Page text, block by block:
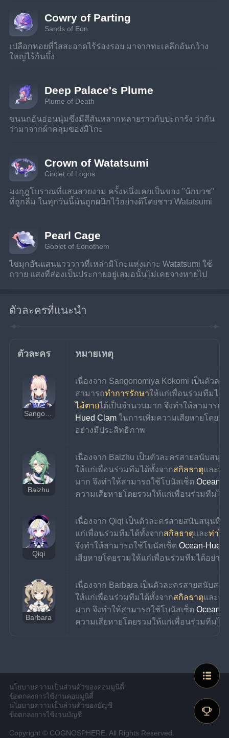
Cowry of Parting
Sands of Eon
เปลือกหอยที่ใสสะอาดไร้ร่องรอย มาจากทะเลลึกอันกว้าง
ใหญ่ไร้ก้นบึ้ง
Deep Palace's Plume
Plume of Death
ขนนกอันอ่อนนุ่มซึ่งมีสีสันหลากหลายราวกับปะการัง ว่ากัน
ว่ามาจากผ้าคลุมของมิโกะ
Crown of Watatsumi
Circlet of Logos
มงกุฎโบราณที่แสนสวยงาม ครั้งหนึ่งเคยเป็นของ "นักบวช"
ที่ถูกลืม ในทุกวันนี้มันถูกผนึกไว้อย่างดีโดยชาว Watatsumi
Pearl Cage
Goblet of Eonothem
ไข่มุกอันแสนแวววาวที่เหล่ามิโกะแห่งเกาะ Watatsumi ใช้
ถวาย แสงที่ส่องเป็นประกายอยู่เสมอนั้นไม่เคยจางหายไป
ตัวละครที่แนะนำ
ตัวละคร หมายเหตุ
เนื่องจาก Sangonomiya Kokomi เป็นตัวล
สามารถทำการรักษาให้แก่เพื่อนร่วมทีมได้
ไม้ตายได้เป็นจำนวนมาก จึงทำให้สามารถ
Hued Clam ในการเพิ่มความเสียหายโดยร
อย่างมีประสิทธิภาพ
Baizhu
เนื่องจาก Baizhu เป็นตัวละครสายสนับสนุ
ให้แก่เพื่อนร่วมทีมได้ทั้งจากสกิลธาตุและท่
มาก จึงทำให้สามารถใช้โบนัสเซ็ต Ocean-
ความเสียหายโดยรวมให้แก่เพื่อนร่วมทีมไ
Qiqi
เนื่องจาก Qiqi เป็นตัวละครสายสนับสนุนที่ส
แก่เพื่อนร่วมทีมได้ทั้งจากสกิลธาตุและท่าไ
จึงทำให้สามารถใช้โบนัสเซ็ต Ocean-Hued
เสียหายโดยรวมให้แก่เพื่อนร่วมทีมได้อย่า
Barbara
เนื่องจาก Barbara เป็นตัวละครสายสนับสนุ
ให้แก่เพื่อนร่วมทีมได้ทั้งจากสกิลธาตุและท่
มาก จึงทำให้สามารถใช้โบนัสเซ็ต Ocean-
ความเสียหายโดยรวมให้แก่เพื่อนร่วมทีมไ
นโยบายความเป็นส่วนตัวของคอมมูนิตี้
ข้อตกลงการใช้งานคอมมูนิตี้
นโยบายความเป็นส่วนตัวของบัญชี
ข้อตกลงการใช้งานบัญชี
Copyright © COGNOSPHERE. All Rights Reserved.